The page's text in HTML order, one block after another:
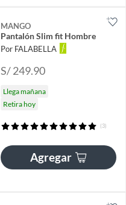
MANGO
Pantalón Slim fit Hombre
Por FALABELLA
S/ 249.90
Llega mañana
Retira hoy
(3)
Agregar